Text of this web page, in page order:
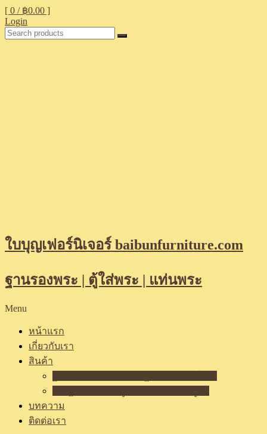
[ 0 / ฿0.00 ]
Login
ใบบุญเฟอร์นิเจอร์ baibunfurniture.com
ฐานรองพระ | ตู้ใส่พระ | แท่นพระ
Menu
หน้าแรก
เกี่ยวกับเรา
สินค้า
บทความ
ติดต่อเรา